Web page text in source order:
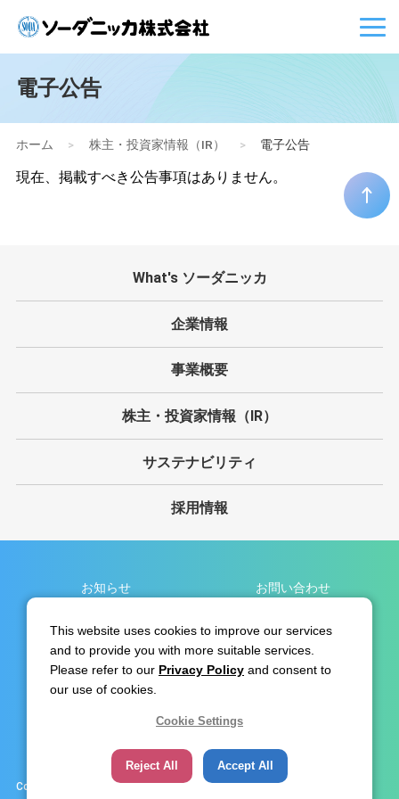
電子公告
ホーム > 株主・投資家情報（IR） > 電子公告
現在、掲載すべき公告事項はありません。
What's ソーダニッカ
企業情報
事業概要
株主・投資家情報（IR）
サステナビリティ
採用情報
お知らせ お問い合わせ
免責事項 サイトマップ
リンク集
Copyright © SODA NIKKA CO.,LTD All Rights Reserved.
This website uses cookies to improve our services
and to provide you with more suitable services.
Please refer to our Privacy Policy and consent to
our use of cookies.
Cookie Settings
Reject All Accept All